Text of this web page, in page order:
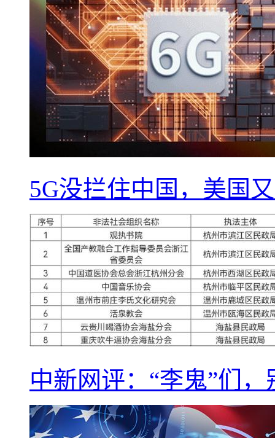
5G没拦住中国，美国
中新网评：“李鬼”们